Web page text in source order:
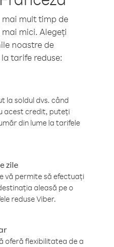
mai mult timp de
mici. Alegeți
noastre de
tarife reduse:
la soldul dvs. când
acest credit, puteți
din lume la tarifele
zile
vă permite să efectuați
aleasă pe o
reduse Viber.
oferă flexibilitatea de a